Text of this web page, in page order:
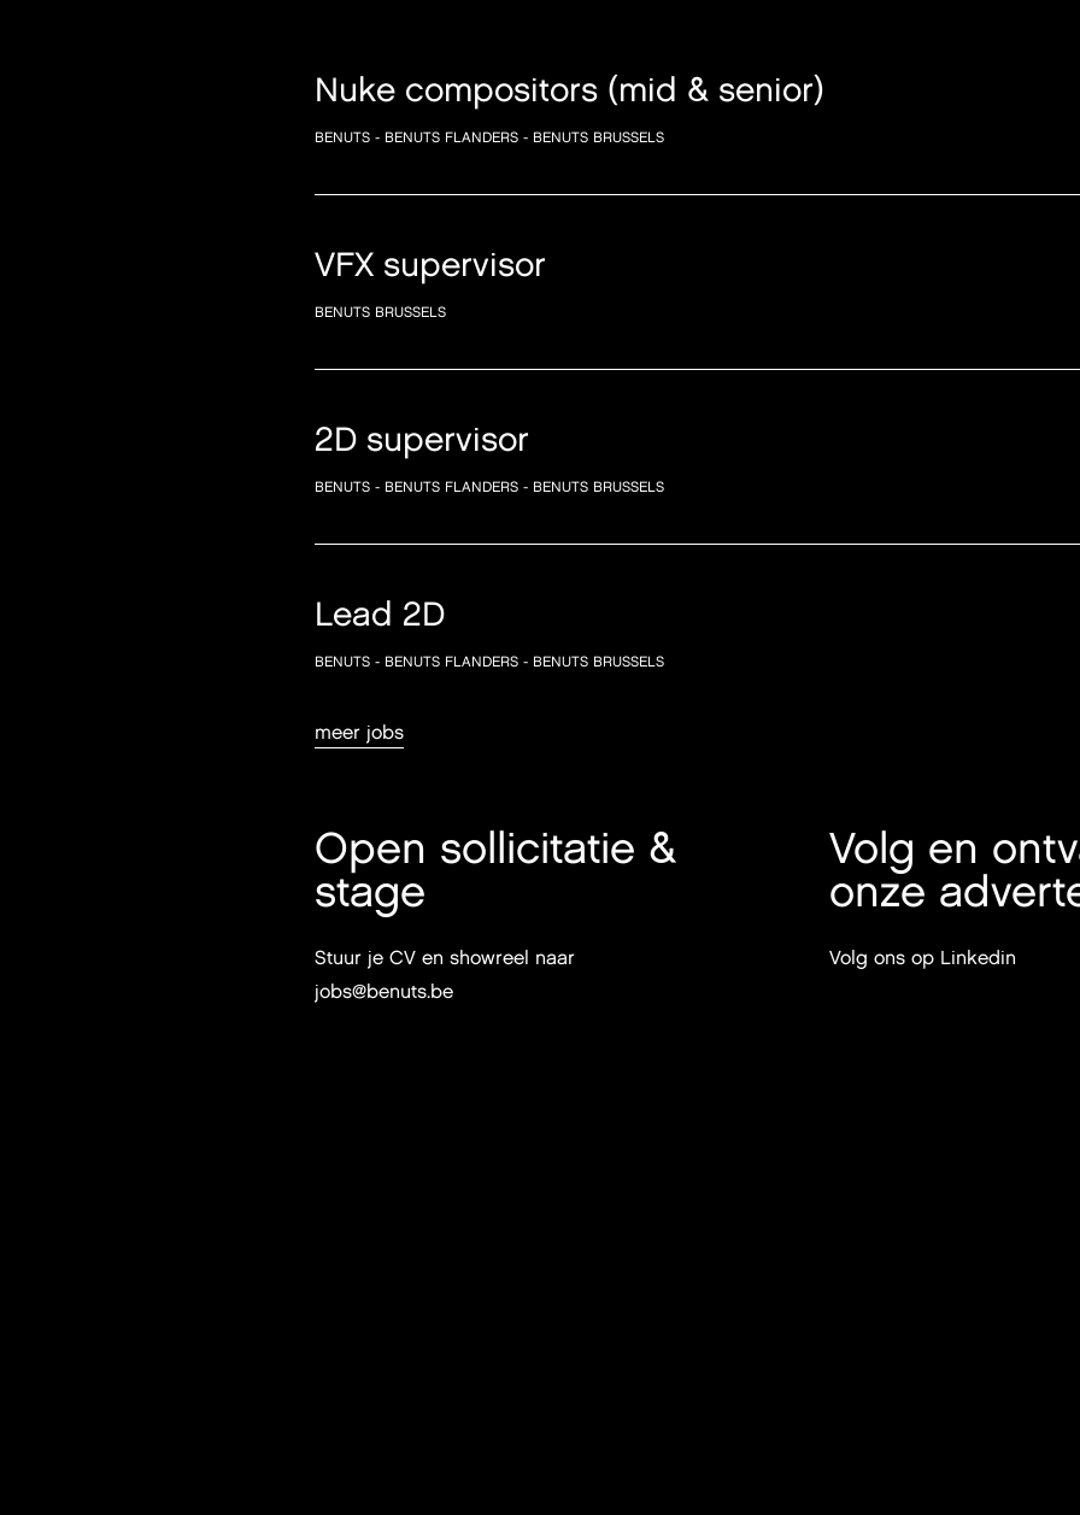
Nuke compositors (mid & senior)
BENUTS - BENUTS FLANDERS - BENUTS BRUSSELS
VFX supervisor
BENUTS BRUSSELS
2D supervisor
BENUTS - BENUTS FLANDERS - BENUTS BRUSSELS
Lead 2D
BENUTS - BENUTS FLANDERS - BENUTS BRUSSELS
meer jobs
Open sollicitatie &
stage
Stuur je CV en showreel naar
jobs@benuts.be
Volg en
onze
Volg ons op Linkedin